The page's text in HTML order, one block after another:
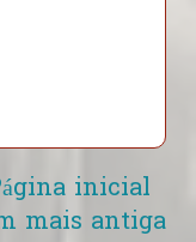
mais antiga
inicial